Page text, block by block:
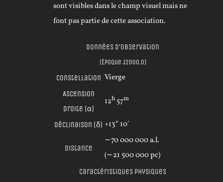
sont visibles dans le champ visuel mais ne
font pas partie de cette association.
Données d’observation
(Époque J2000.0)
Constellation Vierge
Ascension
droite (α)
12h57m
Déclinaison (δ) +13° 10′
Distance
∼70 000 000a.l.
(∼21 500 000pc)
Caractéristiques physiques